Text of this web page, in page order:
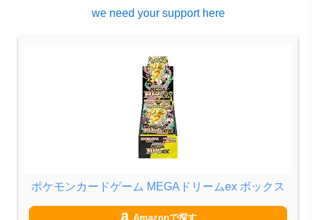
we need your support here
ポケモンカードゲーム MEGAドリームex ボックス
Amazonで探す